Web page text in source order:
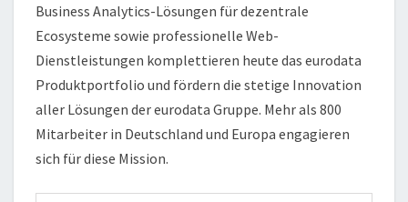
Business Analytics-Lösungen für dezentrale
Ecosysteme sowie professionelle Web-
Dienstleistungen komplettieren heute das eurodata
Produktportfolio und fördern die stetige Innovation
aller Lösungen der eurodata Gruppe. Mehr als 800
Mitarbeiter in Deutschland und Europa engagieren
sich für diese Mission.